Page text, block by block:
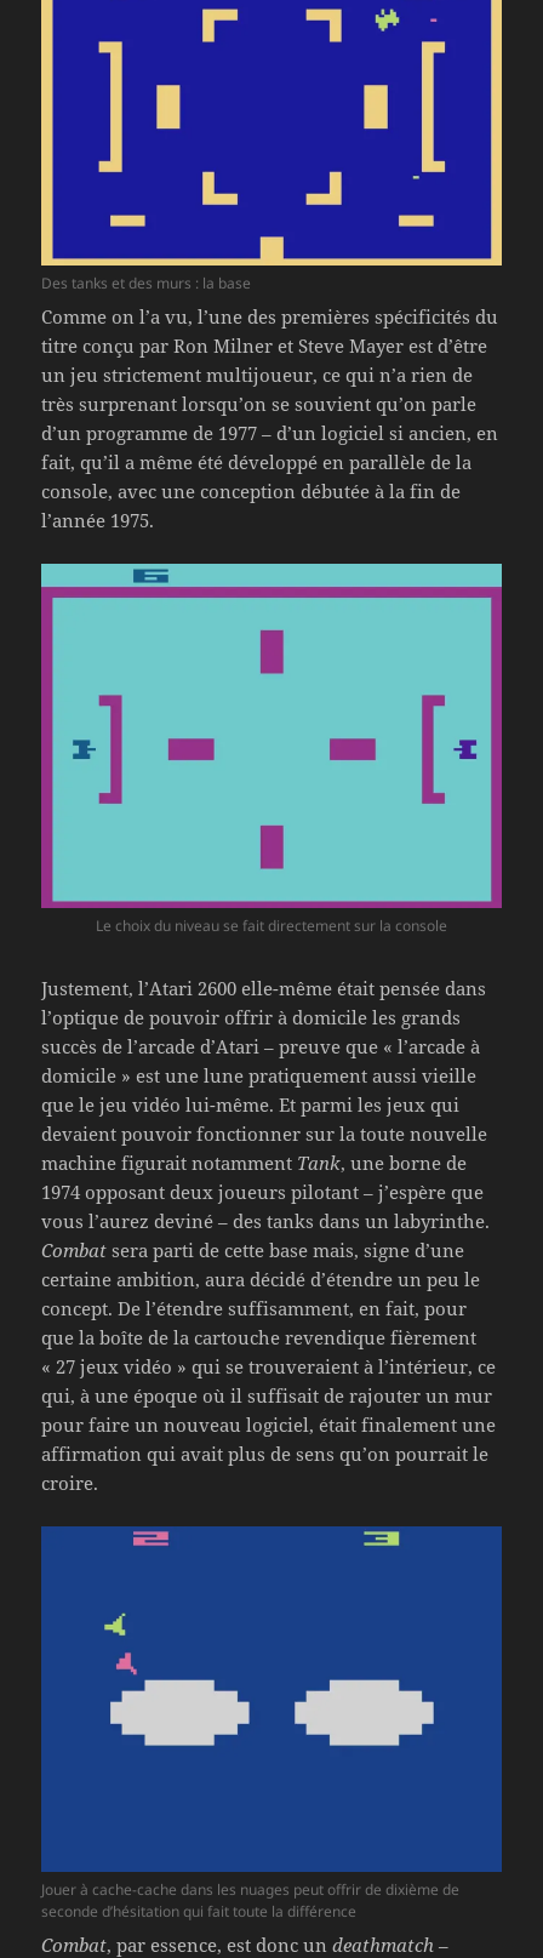
Des tanks et des murs : la base
Comme on l’a vu, l’une des premières spécificités du
titre conçu par Ron Milner et Steve Mayer est d’être
un jeu strictement multijoueur, ce qui n’a rien de
très surprenant lorsqu’on se souvient qu’on parle
d’un programme de 1977 – d’un logiciel si ancien, en
fait, qu’il a même été développé en parallèle de la
console, avec une conception débutée à la fin de
l’année 1975.
Le choix du niveau se fait directement sur la console
Justement, l’Atari 2600 elle-même était pensée dans
l’optique de pouvoir offrir à domicile les grands
succès de l’arcade d’Atari – preuve que « l’arcade à
domicile » est une lune pratiquement aussi vieille
que le jeu vidéo lui-même. Et parmi les jeux qui
devaient pouvoir fonctionner sur la toute nouvelle
machine figurait notamment Tank, une borne de
1974 opposant deux joueurs pilotant – j’espère que
vous l’aurez deviné – des tanks dans un labyrinthe.
Combat sera parti de cette base mais, signe d’une
certaine ambition, aura décidé d’étendre un peu le
concept. De l’étendre suffisamment, en fait, pour
que la boîte de la cartouche revendique fièrement
« 27 jeux vidéo » qui se trouveraient à l’intérieur, ce
qui, à une époque où il suffisait de rajouter un mur
pour faire un nouveau logiciel, était finalement une
affirmation qui avait plus de sens qu’on pourrait le
croire.
Jouer à cache-cache dans les nuages peut offrir de dixième de
seconde d’hésitation qui fait toute la différence
Combat, par essence, est donc undeathmatch –